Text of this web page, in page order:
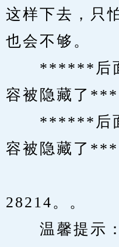
这样下去，只
也会不够。
******后面
容被隐藏了
******后面
容被隐藏了
28214。。
温馨提示：